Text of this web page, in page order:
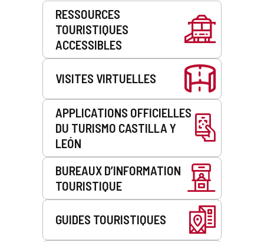
Prestations
RESSOURCES
TOURISTIQUES
ACCESSIBLES
VISITES VIRTUELLES
APPLICATIONS OFFICIELLES
DU TURISMO CASTILLA Y
LEÓN
BUREAUX D’INFORMATION
TOURISTIQUE
GUIDES TOURISTIQUES